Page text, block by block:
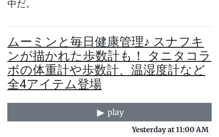
中だ。
ムーミンと毎日健康管理♪ スナフキ
ンが描かれた歩数計も！ タニタコラ
ボの体重計や歩数計、温湿度計など
全4アイテム登場
play
Yesterday at 11:00 AM